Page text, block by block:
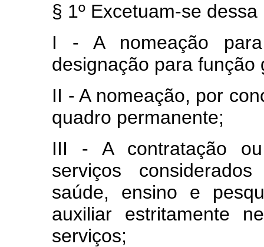
§ 1º Excetuam‑se
I ‑ A nomeação
designação para
II - A nomeação, por
quadro permanente;
III ‑ A contratação
serviços
saúde, ensino e
auxiliar estritamente
serviços;